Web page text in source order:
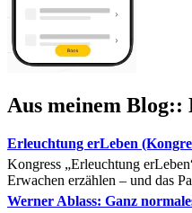
Aus meinem Blog::
Erleuchtung erLeben
Kongress „Erleuchtung
Erwachen erzählen – und das
Werner Ablass: Ganz